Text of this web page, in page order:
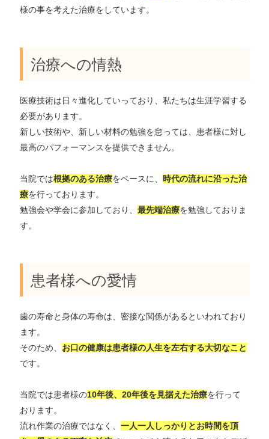
様の事を考えた治療をしています。
治療への情熱
医療技術は日々進化していっており、私たちは生涯学習する
必要があります。
新しい技術や、新しい材料の勉強を怠っては、患者様に対し
最高のパフォーマンスを提供できません。
当院では根拠のある治療をベースに、 時代の流れに沿った治
療を行っております。
勉強会や学会に参加しており、最先端治療を勉強しておりま
す。
患者様への愛情
歯の寿命と身体の寿命は、密接な関係があるといわれており
ます。
そのため、 お口の健康は患者様の人生を左右する大切なこと
です。
当院では患者様の10年後、20年後を見据えた治療を行って
おります。
流れ作業の治療ではなく、一人一人しっかりとお時間を頂